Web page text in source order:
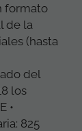
formato
de la
(hasta
del
los
•
825